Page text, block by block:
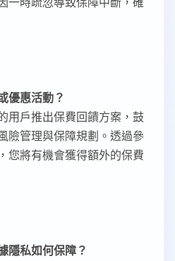
優惠活動？
用戶推出保費回饋方案，鼓
險管理與保障規劃。透過參
您將有機會獲得額外的保費
隱私如何保障？